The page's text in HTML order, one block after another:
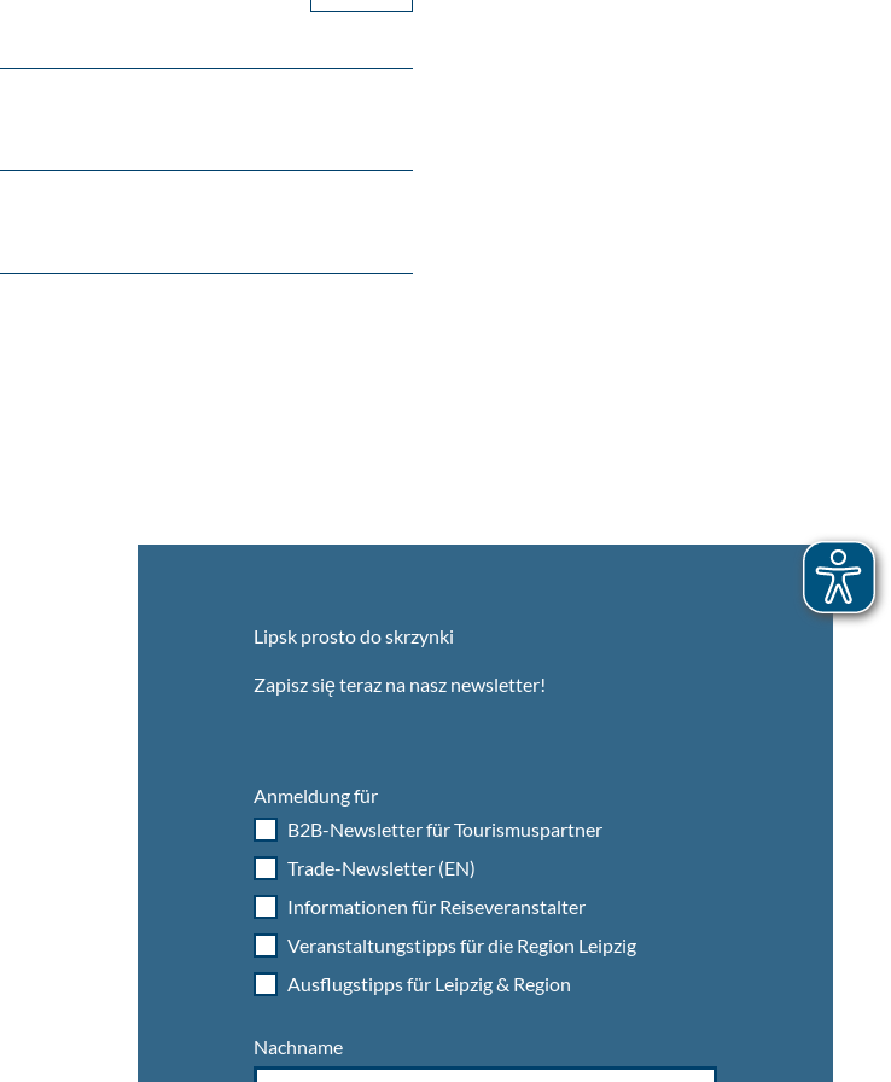
Lipsk prosto do skrzynki
Zapisz się teraz na nasz newsletter!
Anmeldung für
B2B-Newsletter für Tourismuspartner
Trade-Newsletter (EN)
Informationen für Reiseveranstalter
Veranstaltungstipps für die Region Leipzig
Ausflugstipps für Leipzig & Region
Nachname